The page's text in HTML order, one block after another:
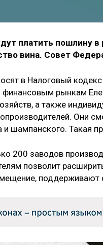
платить пошлину
вина. Совет
в Налоговый
рынкам
а также
Они
и шампанского. Такая
200 заводов
позволит